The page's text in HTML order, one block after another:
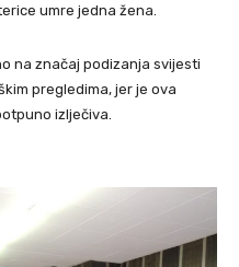
umre jedna žena.
na značaj podizanja svijesti
pregledima, jer je ova
izlječiva.